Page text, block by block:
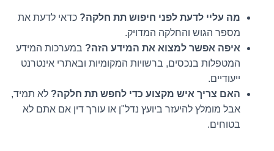
מה עליי לדעת לפני חיפוש תת חלקה? כדאי לדעת את
מספר הגוש והחלקה המדויק.
איפה אפשר למצוא את המידע הזה? במערכות המידע
המטפלות בנכסים, ברשויות המקומיות ובאתרי אינטרנט
ייעודיים.
האם צריך איש מקצוע כדי לחפש תת חלקה? לא תמיד,
אבל מומלץ להיעזר ביועץ נדל"ן או עורך דין אם אתם לא
בטוחים.